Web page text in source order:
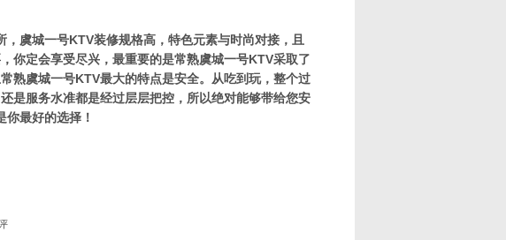
虞城一号KTV装修规格高，特色元素与时尚对接，且
你定会享受尽兴，最重要的是常熟虞城一号KTV采取了
熟虞城一号KTV最大的特点是安全。从吃到玩，整个过
是服务水准都是经过层层把控，所以绝对能够带给您安
最好的选择！